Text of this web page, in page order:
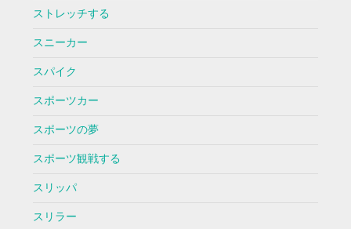
ストレッチする
スニーカー
スパイク
スポーツカー
スポーツの夢
スポーツ観戦する
スリッパ
スリラー